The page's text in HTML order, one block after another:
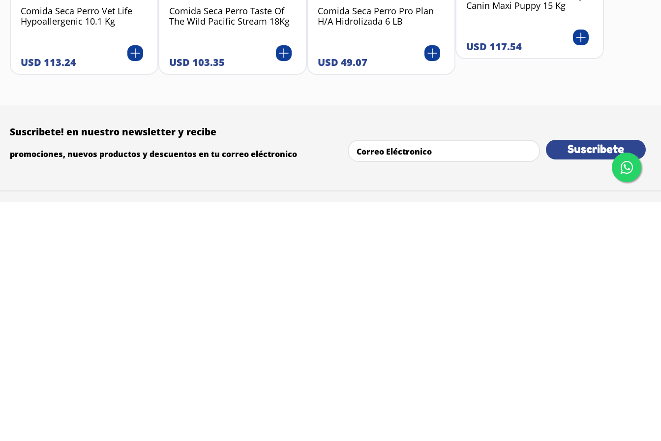
Comida Seca Perro Vet Life
Hypoallergenic 10.1 Kg
USD 113.24
Comida Seca Perro Taste Of
The Wild Pacific Stream 18Kg
USD 103.35
Comida Seca Perro Pro Plan
H/A Hidrolizada 6 LB
USD 49.07
Canin Maxi Puppy 15 Kg
USD 117.54
Suscribete! en nuestro newsletter y recibe
promociones, nuevos productos y descuentos en tu correo eléctronico Suscribete